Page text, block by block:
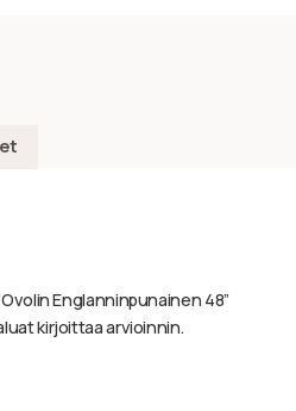
Englanninpunainen 48”
kirjoittaa arvioinnin.